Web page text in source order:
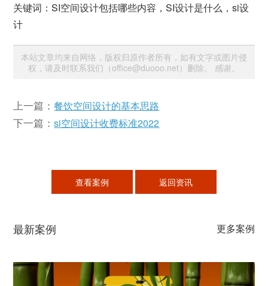
关键词：SI空间设计包括哪些内容，SI设计是什么，si设
计
本站文章均来自网络，版权归原作者所有，如有文字或图片侵
权，请及时联系我们（office@duooo.net）删除。 感谢。
上一篇：餐饮空间设计的基本思路
下一篇：si空间设计收费标准2022
查看案例 返回资讯
最新案例 更多案例